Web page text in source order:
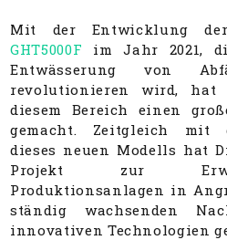
Mit der Entwicklung
GHT5000F im Jahr 2021,
Entwässerung von
revolutionieren wird, hat
diesem Bereich einen
gemacht. Zeitgleich mit
dieses neuen Modells hat
Projekt zur
Produktionsanlagen in
ständig wachsenden
innovativen Technologien